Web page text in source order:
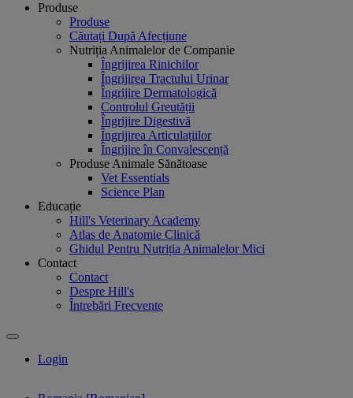
Produse
Produse
Căutați După Afecțiune
Nutriția Animalelor de Companie
Îngrijirea Rinichilor
Îngrijirea Tractului Urinar
Îngrijire Dermatologică
Controlul Greutății
Îngrijire Digestivă
Îngrijirea Articulațiilor
Îngrijire în Convalescență
Produse Animale Sănătoase
Vet Essentials
Science Plan
Educație
Hill's Veterinary Academy
Atlas de Anatomie Clinică
Ghidul Pentru Nutriția Animalelor Mici
Contact
Contact
Despre Hill's
Întrebări Frecvente
Login